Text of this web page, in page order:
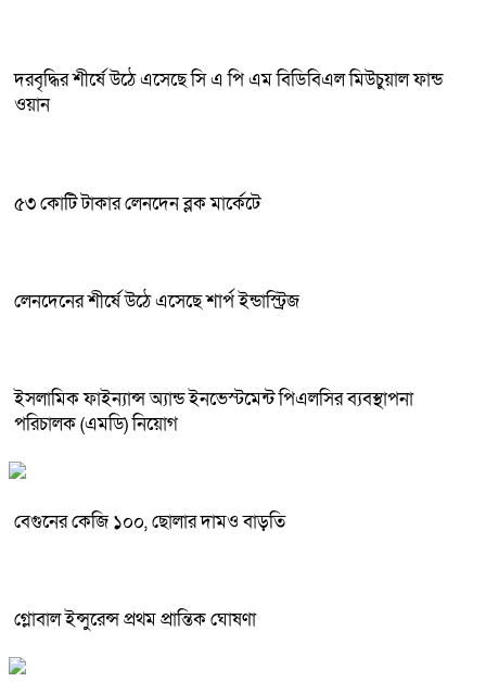
দরবৃদ্ধির শীর্ষে উঠে এসেছে সি এ পি এম বিডিবিএল মিউচুয়াল ফান্ড
ওয়ান
৫৩ কোটি টাকার লেনদেন ব্লক মার্কেটে
লেনদেনের শীর্ষে উঠে এসেছে শার্প ইন্ডাস্ট্রিজ
ইসলামিক ফাইন্যান্স অ্যান্ড ইনভেস্টমেন্ট পিএলসির ব্যবস্থাপনা
পরিচালক (এমডি) নিয়োগ
বেগুনের কেজি ১০০, ছোলার দামও বাড়তি
গ্লোবাল ইন্সুরেন্স প্রথম প্রান্তিক ঘোষণা